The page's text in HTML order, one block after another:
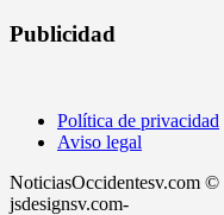
Publicidad
Política de privacidad
Aviso legal
NoticiasOccidentesv.com
jsdesignsv.com-